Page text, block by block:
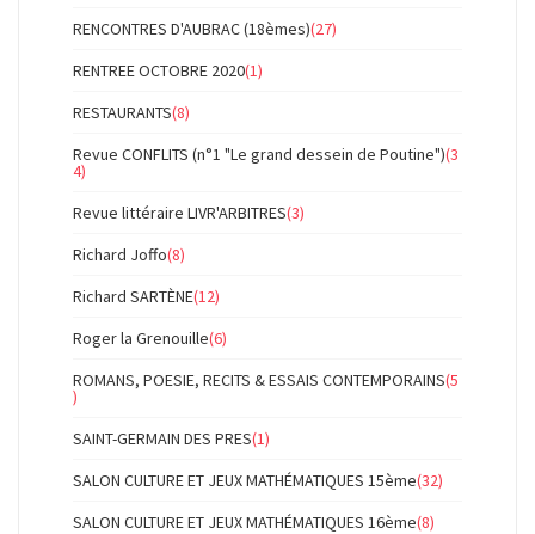
RENCONTRES D'AUBRAC (18èmes)(27)
RENTREE OCTOBRE 2020(1)
RESTAURANTS(8)
Revue CONFLITS (n°1 "Le grand dessein de Poutine")(3
4)
Revue littéraire LIVR'ARBITRES(3)
Richard Joffo(8)
Richard SARTÈNE(12)
Roger la Grenouille(6)
ROMANS, POESIE, RECITS & ESSAIS CONTEMPORAINS(5
)
SAINT-GERMAIN DES PRES(1)
SALON CULTURE ET JEUX MATHÉMATIQUES 15ème(32)
SALON CULTURE ET JEUX MATHÉMATIQUES 16ème(8)